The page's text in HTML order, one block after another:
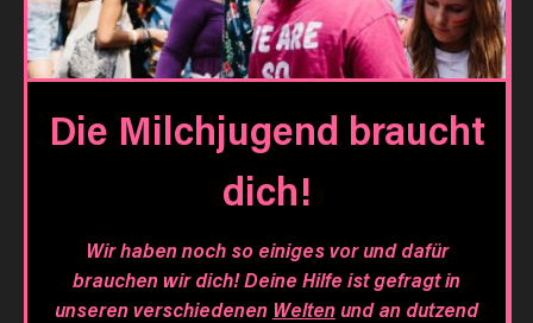
Die Milchjugend braucht
dich!
Wir haben noch so einiges vor und dafür
brauchen wir dich! Deine Hilfe ist gefragt in
unseren verschiedenen Weltenund an dutzend